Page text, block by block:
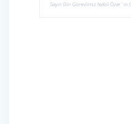
Sayın Din Görevlimiz Nebil Özer`in